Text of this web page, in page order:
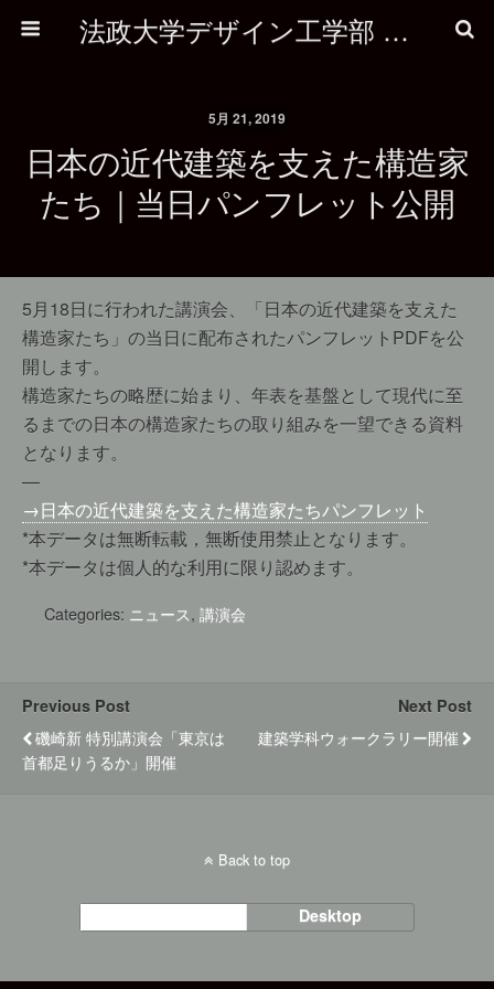
法政大学デザイン工学部 建築学科
5月 21, 2019
日本の近代建築を支えた構造家
たち｜当日パンフレット公開
5月18日に行われた講演会、「日本の近代建築を支えた
構造家たち」の当日に配布されたパンフレットPDFを公
開します。
構造家たちの略歴に始まり、年表を基盤として現代に至
るまでの日本の構造家たちの取り組みを一望できる資料
となります。
—
→日本の近代建築を支えた構造家たちパンフレット
*本データは無断転載，無断使用禁止となります。
*本データは個人的な利用に限り認めます。
Categories: ニュース, 講演会
Previous Post
磯崎新 特別講演会「東京は
首都足りうるか」開催
Next Post
建築学科ウォークラリー開催
Back to top
Desktop